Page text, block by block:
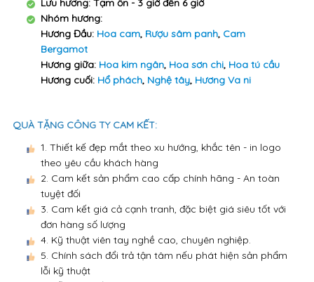
Hương cuối:Hổ phách,Nghệ tây ,Hương Va ni
QUÀ TẶNG CÔNG TY CAM KẾT:
1. Thiết kế đẹp mắt theo xu hướng, khắc tên - in logo
theo yêu cầu khách hàng
tuyệt đối
đơn hàng số lượng
4. Kỹ thuật viên tay nghề cao, chuyên nghiệp.
5. Chính sách đổi trả tận tâm nếu phát hiện sản phẩm
lỗi kỹ thuật
6. Hỗ trợ tư vấn nhiệt tình và chăm sóc khách hàng
tận tâm.
7. Đội ngũ nhân viên xử lý đơn hàng nhanh chóng sau
khi tiếp nhận
8. Địa chỉ :187/3 Trần Văn Đang, Phường 11, Quận 3,